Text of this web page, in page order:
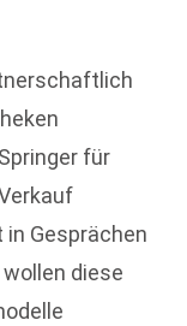
für
in Gesprächen
diese